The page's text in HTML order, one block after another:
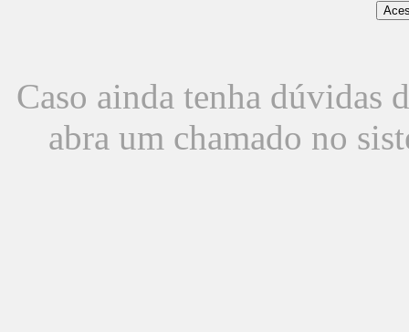
Caso ainda tenha dúvidas
abra um chamado no